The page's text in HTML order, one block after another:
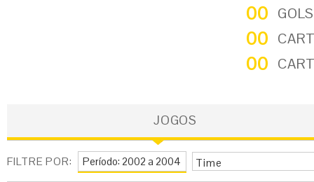
00
00
00
JOGOS
FILTRE POR: Time